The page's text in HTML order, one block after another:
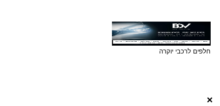
חלפים לרכבי יוקרה
×